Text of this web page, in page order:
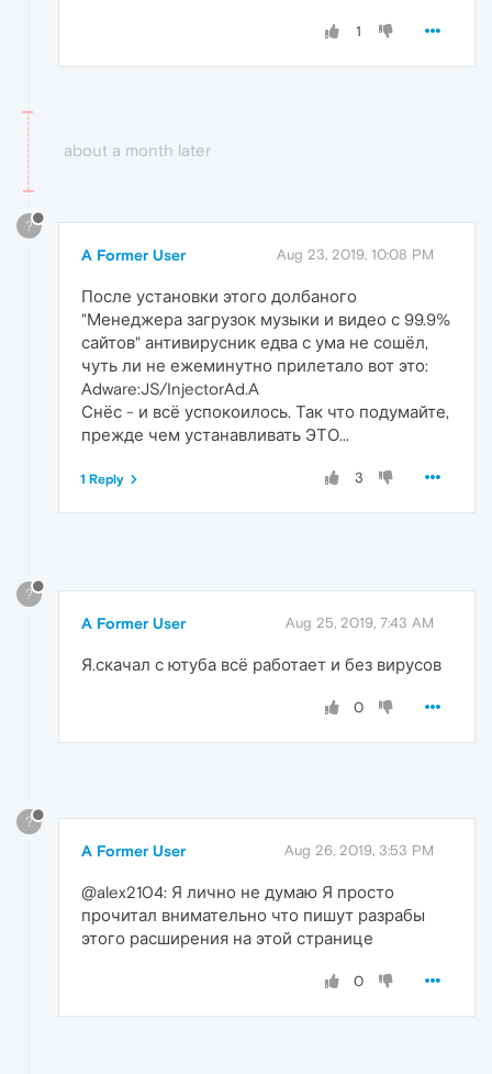
1
about a month later
?
A Former User Aug 23, 2019, 10:08 PM
После установки этого долбаного
"Менеджера загрузок музыки и видео с 99.9%
сайтов" антивирусник едва с ума не сошёл,
чуть ли не ежеминутно прилетало вот это:
Adware:JS/InjectorAd.A
Снёс - и всё успокоилось. Так что подумайте,
прежде чем устанавливать ЭТО...
3
1 Reply
?
A Former User Aug 25, 2019, 7:43 AM
Я.скачал с ютуба всё работает и без вирусов
0
?
A Former User Aug 26, 2019, 3:53 PM
@alex2104: Я лично не думаю Я просто
прочитал внимательно что пишут разрабы
этого расширения на этой странице
0